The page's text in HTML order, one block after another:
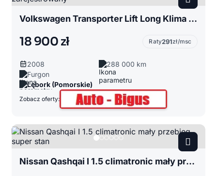
Volkswagen Transporter Lift Long Klima zarejestrowany
18 900 zł Raty291zł/msc
2008
288 000 km
Furgon
Lębork (Pomorskie)
Zobacz oferty:
Nissan Qashqai I 1.5 climatronic mały przebieg super stan